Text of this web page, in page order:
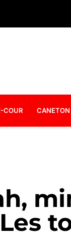
COUR